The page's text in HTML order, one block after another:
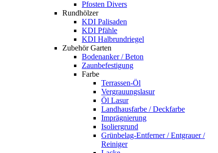
Pfosten Divers
Rundhölzer
KDI Palisaden
KDI Pfähle
KDI Halbrundriegel
Zubehör Garten
Bodenanker / Beton
Zaunbefestigung
Farbe
Terrassen-Öl
Vergrauungslasur
Öl Lasur
Landhausfarbe / Deckfarbe
Imprägnierung
Isoliergrund
Grünbelag-Entferner / Entgrauer /
Reiniger